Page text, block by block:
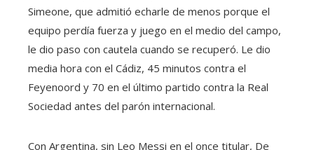
Simeone, que admitió echarle de menos porque el
equipo perdía fuerza y juego en el medio del campo,
le dio paso con cautela cuando se recuperó. Le dio
media hora con el Cádiz, 45 minutos contra el
Feyenoord y 70 en el último partido contra la Real
Sociedad antes del parón internacional.
Con Argentina, sin Leo Messi en el once titular, De